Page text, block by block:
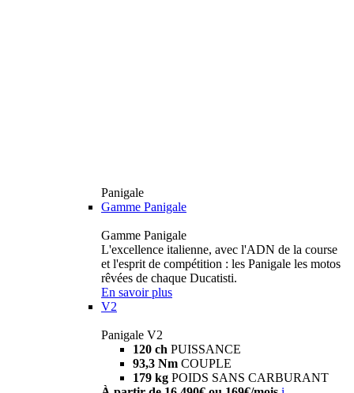
Panigale
Gamme Panigale
Gamme Panigale
L'excellence italienne, avec l'ADN de la course
et l'esprit de compétition : les Panigale les motos
rêvées de chaque Ducatisti.
En savoir plus
V2
Panigale V2
120 ch PUISSANCE
93,3 Nm COUPLE
179 kg POIDS SANS CARBURANT